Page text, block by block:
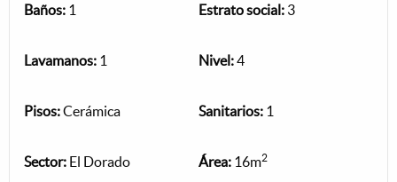
Baños: 1 Estrato social: 3
Lavamanos: 1 Nivel:4
Pisos:Cerámica Sanitarios: 1
Sector: El Dorado Área: 16m2